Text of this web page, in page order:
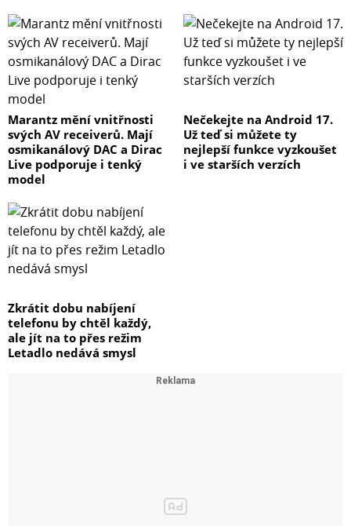
Marantz mění vnitřnosti
svých AV receiverů. Mají
osmikanálový DAC a Dirac
Live podporuje i tenký
model
Nečekejte na Android 17.
Už teď si můžete ty
nejlepší funkce vyzkoušet
i ve starších verzích
Zkrátit dobu nabíjení
telefonu by chtěl každý,
ale jít na to přes režim
Letadlo nedává smysl